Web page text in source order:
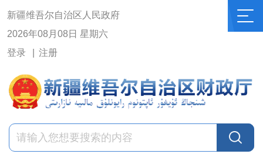
新疆维吾尔自治区人民政府
2026年08月08日 星期六
登录
注册